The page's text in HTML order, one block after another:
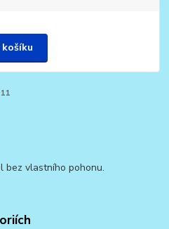
bez vlastního pohonu.